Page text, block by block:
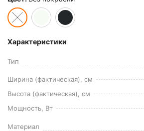
Характеристики
Тип
Ширина (фактическая), см
Высота (фактическая), см
Мощность, Вт
Материал